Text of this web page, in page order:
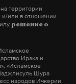
за два
территории
и/или в отношении
решение о
Ирака и
«Исламское
Шура
народов Ичкерии